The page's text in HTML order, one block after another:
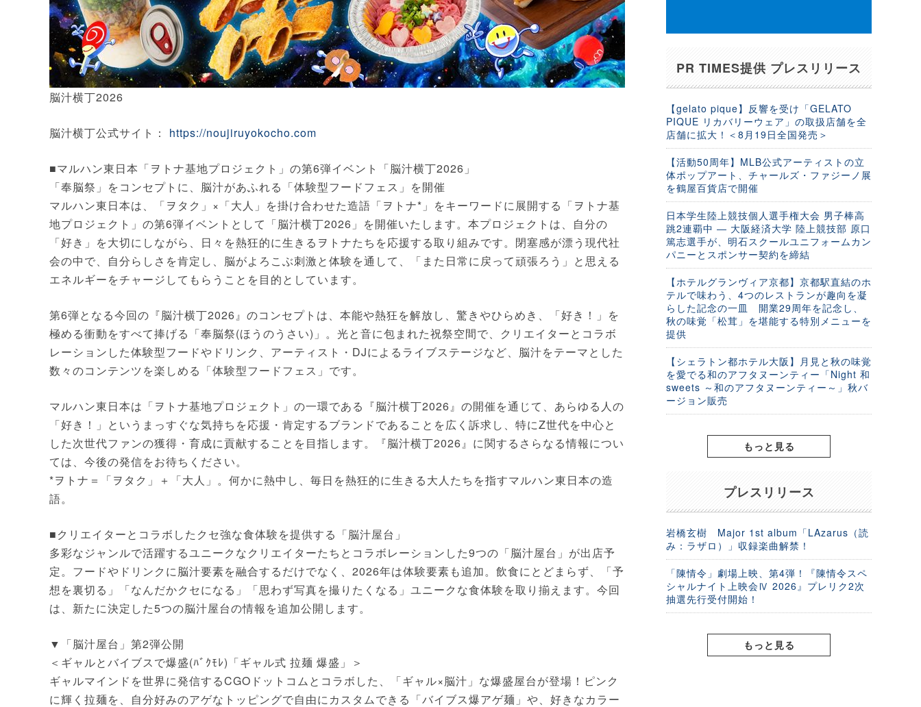
脳汁横丁2026
脳汁横丁公式サイト： https://noujiruyokocho.com
■マルハン東日本「ヲトナ基地プロジェクト」の第6弾イベント「脳汁横丁2026」
「奉脳祭」をコンセプトに、脳汁があふれる「体験型フードフェス」を開催
マルハン東日本は、「ヲタク」×「大人」を掛け合わせた造語「ヲトナ*」をキーワードに展開する「ヲトナ基
地プロジェクト」の第6弾イベントとして「脳汁横丁2026」を開催いたします。本プロジェクトは、自分の
「好き」を大切にしながら、日々を熱狂的に生きるヲトナたちを応援する取り組みです。閉塞感が漂う現代社
会の中で、自分らしさを肯定し、脳がよろこぶ刺激と体験を通して、「また日常に戻って頑張ろう」と思える
エネルギーをチャージしてもらうことを目的としています。
第6弾となる今回の『脳汁横丁2026』のコンセプトは、本能や熱狂を解放し、驚きやひらめき、「好き！」を
極める衝動をすべて捧げる「奉脳祭(ほうのうさい)」。光と音に包まれた祝祭空間で、クリエイターとコラボ
レーションした体験型フードやドリンク、アーティスト・DJによるライブステージなど、脳汁をテーマとした
数々のコンテンツを楽しめる「体験型フードフェス」です。
マルハン東日本は「ヲトナ基地プロジェクト」の一環である『脳汁横丁2026』の開催を通じて、あらゆる人の
「好き！」というまっすぐな気持ちを応援・肯定するブランドであることを広く訴求し、特にZ世代を中心と
した次世代ファンの獲得・育成に貢献することを目指します。『脳汁横丁2026』に関するさらなる情報につい
ては、今後の発信をお待ちください。
*ヲトナ＝「ヲタク」＋「大人」。何かに熱中し、毎日を熱狂的に生きる大人たちを指すマルハン東日本の造
語。
■クリエイターとコラボしたクセ強な食体験を提供する「脳汁屋台」
多彩なジャンルで活躍するユニークなクリエイターたちとコラボレーションした9つの「脳汁屋台」が出店予
定。フードやドリンクに脳汁要素を融合するだけでなく、2026年は体験要素も追加。飲食にとどまらず、「予
想を裏切る」「なんだかクセになる」「思わず写真を撮りたくなる」ユニークな食体験を取り揃えます。今回
は、新たに決定した5つの脳汁屋台の情報を追加公開します。
▼「脳汁屋台」第2弾公開
＜ギャルとバイブスで爆盛(ﾊﾞｸﾓﾚ)「ギャル式 拉麺 爆盛」＞
ギャルマインドを世界に発信するCGOドットコムとコラボした、「ギャル×脳汁」な爆盛屋台が登場！ピンク
に輝く拉麺を、自分好みのアゲなトッピングで自由にカスタムできる「バイブス爆アゲ麺」や、好きなカラー
PR TIMES提供 プレスリリース
【gelato pique】反響を受け「GELATO
PIQUE リカバリーウェア」の取扱店舗を全
店舗に拡大！＜8月19日全国発売＞
【活動50周年】MLB公式アーティストの立
体ポップアート、チャールズ・ファジーノ展
を鶴屋百貨店で開催
日本学生陸上競技個人選手権大会 男子棒高
跳2連覇中 ― 大阪経済大学 陸上競技部 原口
篤志選手が、明石スクールユニフォームカン
パニーとスポンサー契約を締結
【ホテルグランヴィア京都】京都駅直結のホ
テルで味わう、4つのレストランが趣向を凝
らした記念の一皿 開業29周年を記念し、
秋の味覚「松茸」を堪能する特別メニューを
提供
【シェラトン都ホテル大阪】月見と秋の味覚
を愛でる和のアフタヌーンティー「Night 和
sweets ～和のアフタヌーンティー～」秋バ
ージョン販売
もっと見る
プレスリリース
岩橋玄樹 Major 1st album「LAzarus（読
み：ラザロ）」収録楽曲解禁！
「陳情令」劇場上映、第4弾！『陳情令スペ
シャルナイト上映会Ⅳ 2026』プレリク2次
抽選先行受付開始！
もっと見る